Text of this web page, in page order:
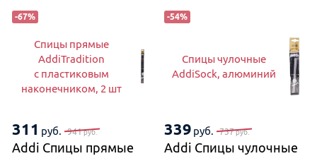
-67%
Спицы прямые
AddiTradition
с пластиковым
наконечником, 2 шт
311 руб. 941руб.
Addi Спицы прямые
-54%
Спицы чулочные
AddiSock, алюминий
339 руб. 737руб.
Addi Спицы чулочные